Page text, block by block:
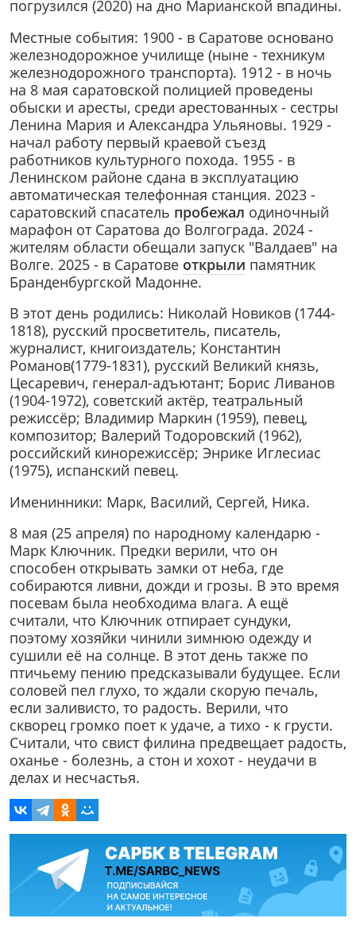
погрузился (2020) на дно Марианской впадины.
Местные события: 1900 - в Саратове основано
железнодорожное училище (ныне - техникум
железнодорожного транспорта). 1912 - в ночь
на 8 мая саратовской полицией проведены
обыски и аресты, среди арестованных - сестры
Ленина Мария и Александра Ульяновы. 1929 -
начал работу первый краевой съезд
работников культурного похода. 1955 - в
Ленинском районе сдана в эксплуатацию
автоматическая телефонная станция. 2023 -
саратовский спасатель пробежал одиночный
марафон от Саратова до Волгограда. 2024 -
жителям области обещали запуск "Валдаев" на
Волге. 2025 - в Саратове открыли памятник
Бранденбургской Мадонне.
В этот день родились: Николай Новиков (1744-
1818), русский просветитель, писатель,
журналист, книгоиздатель; Константин
Романов(1779-1831), русский Великий князь,
Цесаревич, генерал-адъютант; Борис Ливанов
(1904-1972), советский актёр, театральный
режиссёр; Владимир Маркин (1959), певец,
композитор; Валерий Тодоровский (1962),
российский кинорежиссёр; Энрике Иглесиас
(1975), испанский певец.
Именинники: Марк, Василий, Сергей, Ника.
8 мая (25 апреля) по народному календарю -
Марк Ключник. Предки верили, что он
способен открывать замки от неба, где
собираются ливни, дожди и грозы. В это время
посевам была необходима влага. А ещё
считали, что Ключник отпирает сундуки,
поэтому хозяйки чинили зимнюю одежду и
сушили её на солнце. В этот день также по
птичьему пению предсказывали будущее. Если
соловей пел глухо, то ждали скорую печаль,
если заливисто, то радость. Верили, что
скворец громко поет к удаче, а тихо - к грусти.
Считали, что свист филина предвещает радость,
оханье - болезнь, а стон и хохот - неудачи в
делах и несчастья.